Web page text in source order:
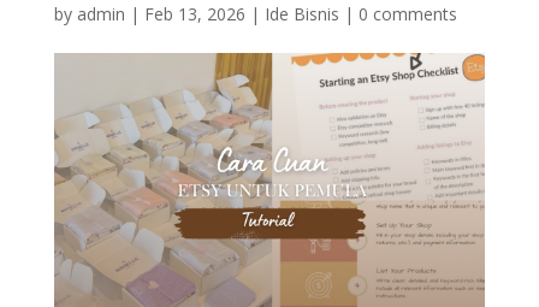
by admin | Feb 13, 2026 | Ide Bisnis | 0 comments